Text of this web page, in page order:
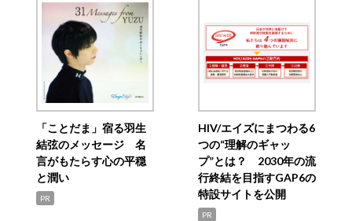
「ことだま」宿る羽生
結弦のメッセージ 名
言がもたらす心の平穏
と潤い
PR
HIV/エイズにまつわる6
つの“理解のギャッ
プ”とは？ 2030年の流
行終結を目指すGAP6の
特設サイトを公開
PR